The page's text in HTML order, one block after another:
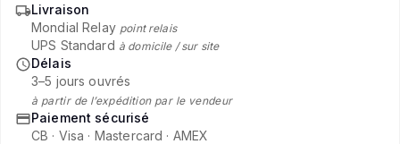
Livraison
Mondial Relay point relais
UPS Standard à domicile / sur site
Délais
3–5 jours ouvrés
à partir de l’expédition par le vendeur
Paiement sécurisé
CB · Visa · Mastercard · AMEX